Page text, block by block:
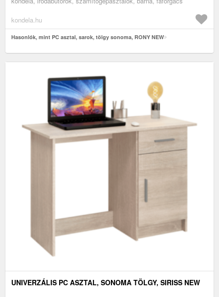
kondela.hu
Hasonlók, mint PC asztal, sarok, tölgy sonoma, RONY NEW
UNIVERZÁLIS PC ASZTAL, SONOMA TÖLGY, SIRISS NEW